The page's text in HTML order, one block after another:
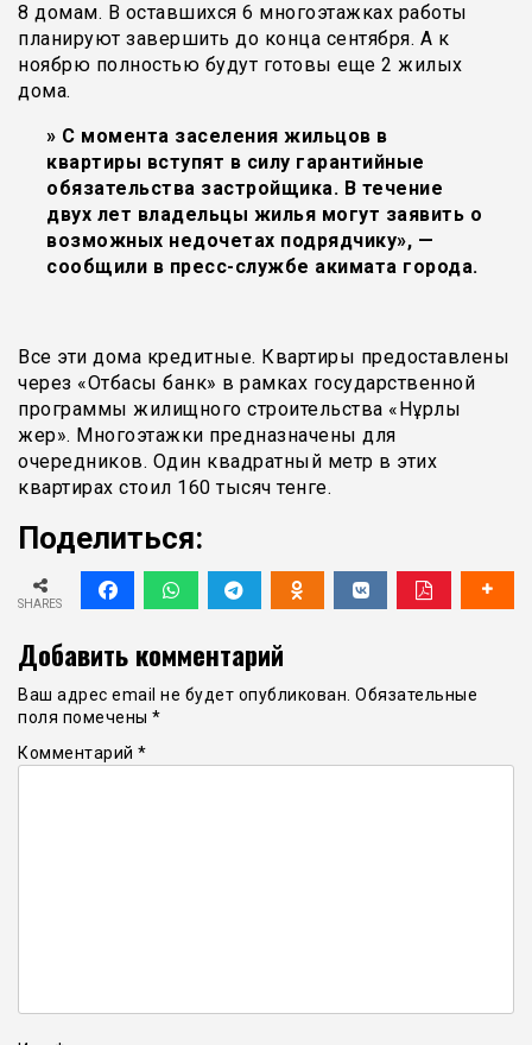
8 домам. В оставшихся 6 многоэтажках работы
планируют завершить до конца сентября. А к
ноябрю полностью будут готовы еще 2 жилых
дома.
» С момента заселения жильцов в
квартиры вступят в силу гарантийные
обязательства застройщика. В течение
двух лет владельцы жилья могут заявить о
возможных недочетах подрядчику», —
сообщили в пресс-службе акимата города.
Все эти дома кредитные. Квартиры предоставлены
через «Отбасы банк» в рамках государственной
программы жилищного строительства «Нұрлы
жер». Многоэтажки предназначены для
очередников. Один квадратный метр в этих
квартирах стоил 160 тысяч тенге.
Поделиться:
SHARES
Добавить комментарий
Ваш адрес email не будет опубликован. Обязательные
поля помечены *
Комментарий *